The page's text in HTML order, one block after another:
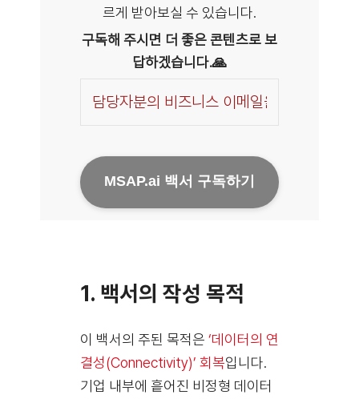
르게 받아보실 수 있습니다.
구독해 주시면 더 좋은 콘텐츠로 보
답하겠습니다.🙏
Business
Email *
MSAP.ai 백서 구독하기
1. 백서의 작성 목적
이 백서의 주된 목적은 ‘데이터의 연
결성(Connectivity)’ 회복입니다.
기업 내부에 흩어진 비정형 데이터